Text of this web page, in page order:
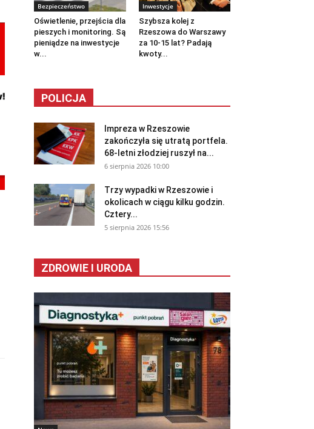
Bezpieczeństwo
Oświetlenie, przejścia dla
pieszych i monitoring. Są
pieniądze na inwestycje
w...
Inwestycje
Szybsza kolej z
Rzeszowa do Warszawy
za 10-15 lat? Padają
kwoty...
POLICJA
Impreza w Rzeszowie
zakończyła się utratą portfela.
68-letni złodziej ruszył na...
6 sierpnia 2026 10:00
Trzy wypadki w Rzeszowie i
okolicach w ciągu kilku godzin.
Cztery...
5 sierpnia 2026 15:56
ZDROWIE I URODA